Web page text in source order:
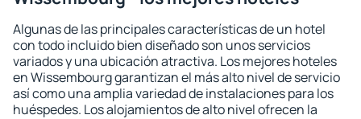
Algunas de las principales características de un hotel
con todo incluido bien diseñado son unos servicios
variados y una ubicación atractiva. Los mejores hoteles
en Wissembourg garantizan el más alto nivel de servicio
así como una amplia variedad de instalaciones para los
huéspedes. Los alojamientos de alto nivel ofrecen la